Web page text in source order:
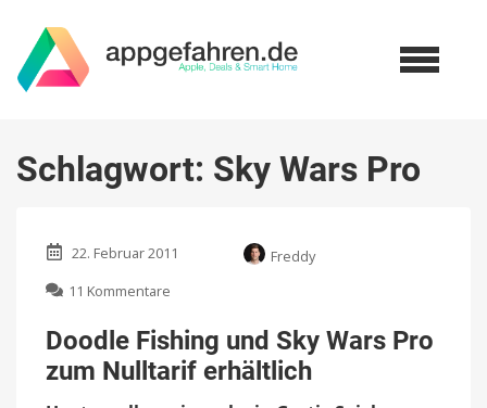
Schlagwort: Sky Wars Pro
22. Februar 2011
Freddy
11 Kommentare
Fishing
und
Sky
Doodle Fishing und Sky Wars Pro
zum Nulltarif erhältlich